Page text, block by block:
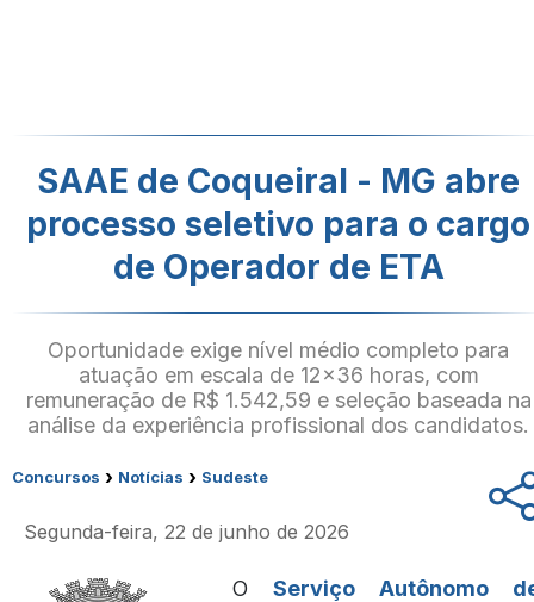
SAAE de Coqueiral - MG abre
processo seletivo para o cargo
de Operador de ETA
Oportunidade exige nível médio completo para
atuação em escala de 12x36 horas, com
remuneração de R$ 1.542,59 e seleção baseada na
análise da experiência profissional dos candidatos.
Concursos › Notícias › Sudeste
Segunda-feira, 22 de junho de 2026
O Serviço Autônomo